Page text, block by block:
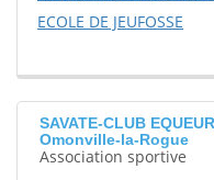
ECOLE DE JEUFOSSE
SAVATE-CLUB
Omonville-la-Rogue
Association sportive